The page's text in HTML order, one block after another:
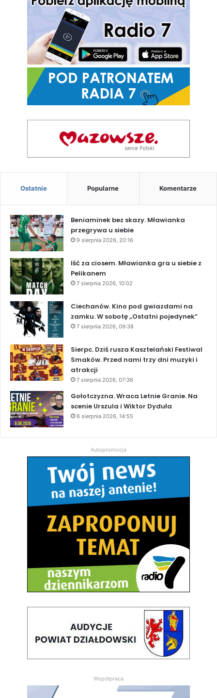
Ostatnie Popularne Komentarze
Beniaminek bez skazy. Mławianka
przegrywa u siebie
9 sierpnia 2026, 20:16
Iść za ciosem. Mławianka gra u siebie z
Pelikanem
7 sierpnia 2026, 10:02
Ciechanów. Kino pod gwiazdami na
zamku. W sobotę „Ostatni pojedynek”
7 sierpnia 2026, 09:38
Sierpc. Dziś rusza Kasztelański Festiwal
Smaków. Przed nami trzy dni muzyki i
atrakcji
7 sierpnia 2026, 07:36
Gołotczyzna. Wraca Letnie Granie. Na
scenie Urszula i Wiktor Dyduła
6 sierpnia 2026, 14:55
Autopromocja
Współpraca